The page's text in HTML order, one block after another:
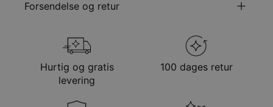
Udmålinger
22.86mm x 25.4mm
Stil/kollektion
Kærlighedskollektion
Hypoallergenisk
Forsendelse og retur
forsendelsesmetode
Metode Anslået leveringsdato
Gratis levering
man. 24. aug. - tir. 25.
Hurtig og gratis
levering
100 dages retur